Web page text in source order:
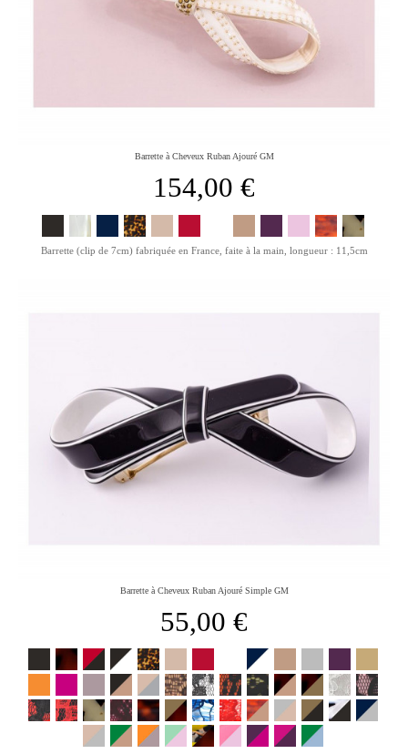
Barrette à Cheveux Ruban Ajouré GM
154,00 €
Barrette (clip de 7cm) fabriquée en France, faite à la main, longueur : 11,5cm
Barrette à Cheveux Ruban Ajouré Simple GM
55,00 €